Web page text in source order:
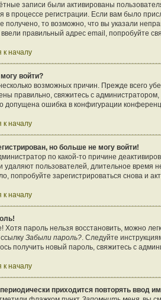
записи были активированы
в процессе регистрации. Если вам было
получено, то возможно, что вы указали
правильный адрес email, попробуйте
к началу
войти?
возможных причин. Прежде всего
правильно, свяжитесь с
допущена ошибка в конфигурации
к началу
но больше не могу войти!
по какой-то причине
удаляют пользователей, длительное
попробуйте зарегистрироваться снова и
к началу
Хотя пароль нельзя восстановить, можно
Забыли пароль?. Следуйте
получить новый пароль, свяжитесь с
к началу
приходится повторять ввод